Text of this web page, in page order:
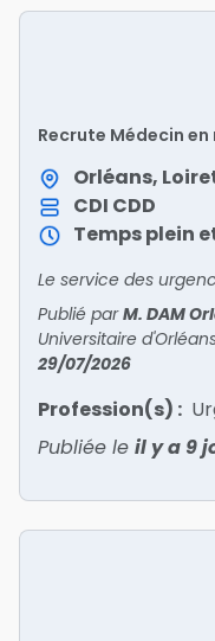
Recrute Médecin
2) – H/FOrléans,
CDI CDD
Temps plein
Publié parM. DAM
Universitaire
29/07/2026
Profession(s) :
Publiée le il y a 9